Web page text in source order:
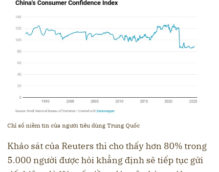
Chỉ số niềm tin của người tiêu dùng Trung Quốc
Khảo sát của Reuters thì cho thấy hơn 80% trong
5.000 người được hỏi khẳng định sẽ tiếp tục gửi